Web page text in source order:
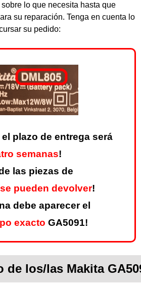
lo que necesita hasta que
su reparación. Tenga en cuenta lo
su pedido:
el plazo de entrega será
semanas!
las piezas de
pueden devolver!
debe aparecer el
exacto GA5091!
de los/las Makita